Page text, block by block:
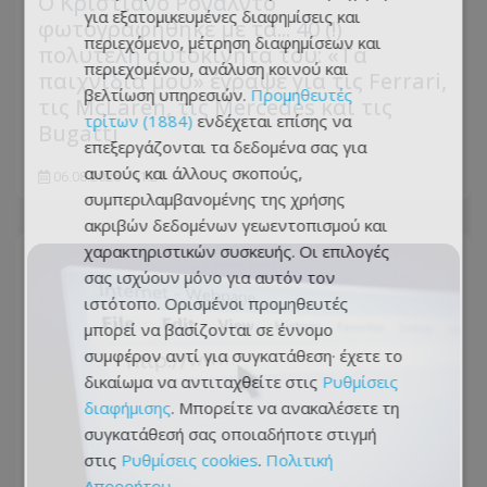
φωτογραφήθηκε με τα... 40 (!)
πολυτελή αυτοκίνητα του: «Τα
παιχνίδια μου» έγραψε για τις Ferrari,
τις McLaren, τις Mercedes και τις
Bugatti
06.08.2026 - 11:24
για εξατομικευμένες διαφημίσεις και
περιεχόμενο, μέτρηση διαφημίσεων και
περιεχομένου, ανάλυση κοινού και
βελτίωση υπηρεσιών. Προμηθευτές
τρίτων (1884) ενδέχεται επίσης να
επεξεργάζονται τα δεδομένα σας για
αυτούς και άλλους σκοπούς,
συμπεριλαμβανομένης της χρήσης
ακριβών δεδομένων γεωεντοπισμού και
χαρακτηριστικών συσκευής. Οι επιλογές
σας ισχύουν μόνο για αυτόν τον
ιστότοπο. Ορισμένοι προμηθευτές
μπορεί να βασίζονται σε έννομο
συμφέρον αντί για συγκατάθεση· έχετε το
δικαίωμα να αντιταχθείτε στις Ρυθμίσεις
διαφήμισης. Μπορείτε να ανακαλέσετε τη
συγκατάθεσή σας οποιαδήποτε στιγμή
στις Ρυθμίσεις cookies. Πολιτική